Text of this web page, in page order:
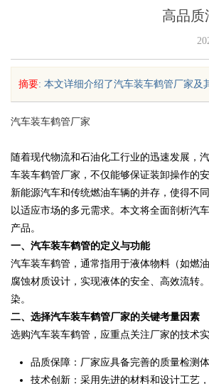
sc
uz
高品质
摘要: 本文详细介绍了汽车装车鹤管厂家
汽车装车鹤管厂家
随着现代物流和石油化工行业的迅速发展，
车装车鹤管厂家，不仅能够保证装卸操作的
新能源汽车和传统燃油车辆的并存，使得不
以适应市场的多元需求。本文将全面剖析汽
产品。
一、汽车装车鹤管的定义与功能
汽车装车鹤管，通常指用于液体物料（如燃
腐蚀材质设计，实现液体的安全、高效流转
染。
二、选择汽车装车鹤管厂家的关键考量因素
选购汽车装车鹤管，应重点关注厂家的技术
品质保障：厂家应具备完善的质量检测
技术创新：采用先进的材料和设计工艺
花钱，ai